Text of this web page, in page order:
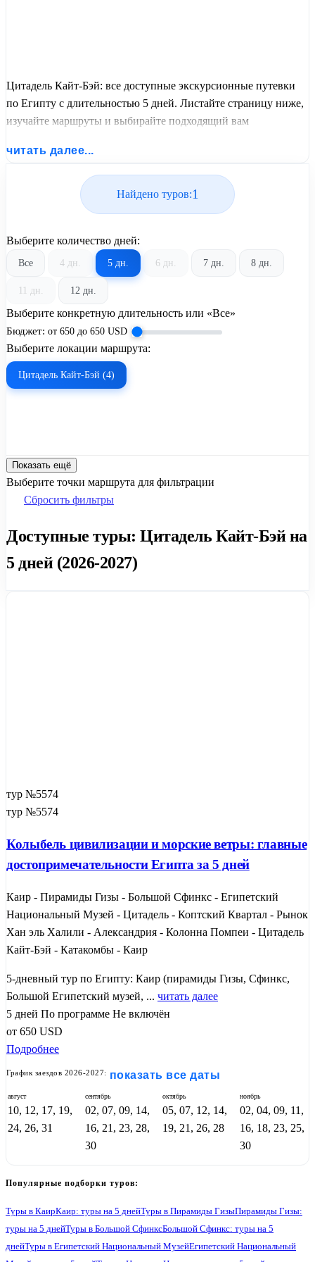
Цитадель Кайт-Бэй: все доступные экскурсионные путевки
по Египту с длительностью 5 дней. Листайте страницу ниже,
изучайте маршруты и выбирайте подходящий вам
United Travel Systems.
читать далее...
Найдено туров:1
Выберите количество дней:
Все 4 дн. 5 дн. 6 дн. 7 дн. 8 дн.
11 дн. 12 дн.
Выберите конкретную длительность или «Все»
Бюджет: от 650 до 650 USD
Выберите локации маршрута:
Цитадель Кайт-Бэй (4)
Показать ещё
Выберите точки маршрута для фильтрации
Сбросить фильтры
Доступные туры: Цитадель Кайт-Бэй на
5 дней (2026-2027)
тур №5574
тур №5574
Колыбель цивилизации и морские ветры: главные
достопримечательности Египта за 5 дней
Каир - Пирамиды Гизы - Большой Сфинкс - Египетский
Национальный Музей - Цитадель - Коптский Квартал - Рынок
Хан эль Халили - Александрия - Колонна Помпеи - Цитадель
Кайт-Бэй - Катакомбы - Каир
5-дневный тур по Египту: Каир (пирамиды Гизы, Сфинкс,
Большой Египетский музей, ... читать далее
5 дней По программе Не включён
от 650 USD
Подробнее
График заездов 2026-2027: показать все даты
август
10, 12, 17, 19,
24, 26, 31
сентябрь
02, 07, 09, 14,
16, 21, 23, 28,
30
октябрь
05, 07, 12, 14,
19, 21, 26, 28
ноябрь
02, 04, 09, 11,
16, 18, 23, 25,
30
Популярные подборки туров:
Туры в КаирКаир: туры на 5 днейТуры в Пирамиды ГизыПирамиды Гизы:
туры на 5 днейТуры в Большой СфинксБольшой Сфинкс: туры на 5
днейТуры в Египетский Национальный МузейЕгипетский Национальный